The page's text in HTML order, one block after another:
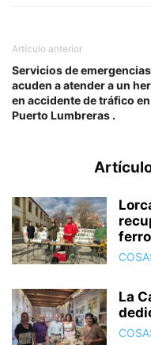
Artículo anterior
Servicios de emergencias
acuden a atender a un
en accidente de tráfico en
Puerto Lumbreras .
La